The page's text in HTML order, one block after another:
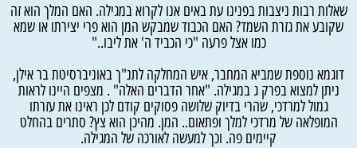
שאלות רבות ניצבות בפנינו עת באים אנו לקרוא במגילה. האם המלך הוא זה
שקובע את גזרת השמד? האם הכבוד שמבקש המן הוא פרי יצירתו או שמא
כמו אצל פרעה "כי הכביד ה' את ליבו.."
דוגמא נוספת שמביא המחבר, איש המחלקה לתנ"ך באוניברסיטת בר אילן,
ניתן למצוא בפרק ג במגילה. "אחר הדברים האלה" . מצפים היינו לראות
גמול למרדכי, שהרי בדיוק שלושה פסוקים קודם לכן ראינו את עזרתו
המופלאה של מרדכי למלך ופתאום.. המן. מהיכן הוא צץ? סתרים בהחלט
קיימים פה. וכך למעשה לאורכה של המגילה.